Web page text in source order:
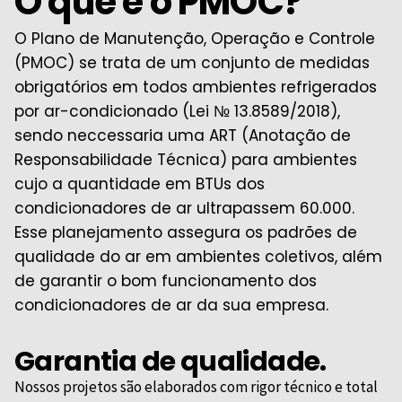
O Plano de Manutenção, Operação e Controle
(PMOC) se trata de um conjunto de medidas
obrigatórios em todos ambientes refrigerados
por ar-condicionado (Lei № 13.8589/2018),
sendo neccessaria uma ART (Anotação de
Responsabilidade Técnica) para ambientes
cujo a quantidade em BTUs dos
condicionadores de ar ultrapassem 60.000.
Esse planejamento assegura os padrões de
qualidade do ar em ambientes coletivos, além
de garantir o bom funcionamento dos
condicionadores de ar da sua empresa.
Garantia de qualidade.
Nossos projetos são elaborados com rigor técnico e total